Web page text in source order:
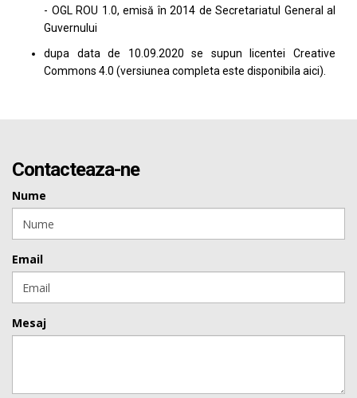
- OGL ROU 1.0, emisă în 2014 de Secretariatul General al
Guvernului
dupa data de 10.09.2020 se supun licentei Creative
Commons 4.0 (versiunea completa este disponibila aici).
Contacteaza-ne
Nume
Email
Mesaj